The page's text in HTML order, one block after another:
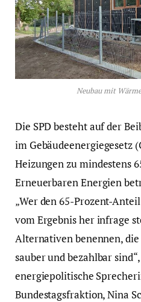
Neubau mit
Die SPD besteht auf der
im Gebäudeenergiegesetz
Heizungen zu mindestens
Erneuerbaren Energien
„Wer den 65-Prozent-
vom Ergebnis her infrage
Alternativen benennen,
sauber und bezahlbar
energiepolitische
Bundestagsfraktion, Nina